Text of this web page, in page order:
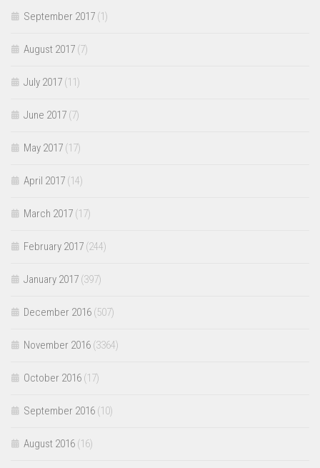
September 2017 (1)
August 2017 (7)
July 2017 (11)
June 2017 (7)
May 2017 (17)
April 2017 (14)
March 2017 (17)
February 2017 (244)
January 2017 (397)
December 2016 (507)
November 2016 (3364)
October 2016 (17)
September 2016 (10)
August 2016 (16)